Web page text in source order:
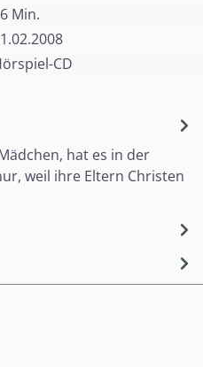
Min.
CD
hat es in der
weil ihre Eltern Christen